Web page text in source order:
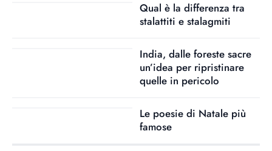
Qual è la differenza tra
stalattiti e stalagmiti
India, dalle foreste sacre
un’idea per ripristinare
quelle in pericolo
Le poesie di Natale più
famose